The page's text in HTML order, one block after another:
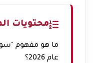
محتويات
عام 2026؟